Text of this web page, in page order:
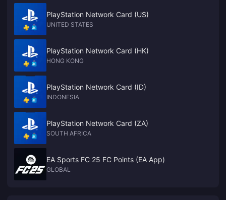
PlayStation Network Card (US)
UNITED STATES
PlayStation Network Card (HK)
HONG KONG
PlayStation Network Card (ID)
INDONESIA
PlayStation Network Card (ZA)
SOUTH AFRICA
EA Sports FC 25 FC Points (EA App)
GLOBAL